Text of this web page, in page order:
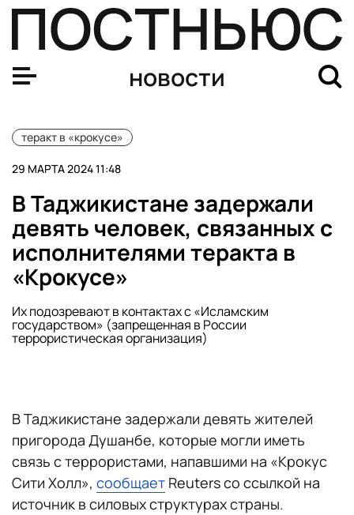
новости
теракт в «крокусе»
29 МАРТА 2024 11:48
В Таджикистане задержали
девять человек, связанных с
исполнителями теракта в
«Крокусе»
Их подозревают в контактах с «Исламским
государством» (запрещенная в России
террористическая организация)
В Таджикистане задержали девять жителей
пригорода Душанбе, которые могли иметь
связь с террористами, напавшими на «Крокус
Сити Холл», сообщает Reuters со ссылкой на
источник в силовых структурах страны.
Фигурантов дела о теракте в «Крокусе» внесли в